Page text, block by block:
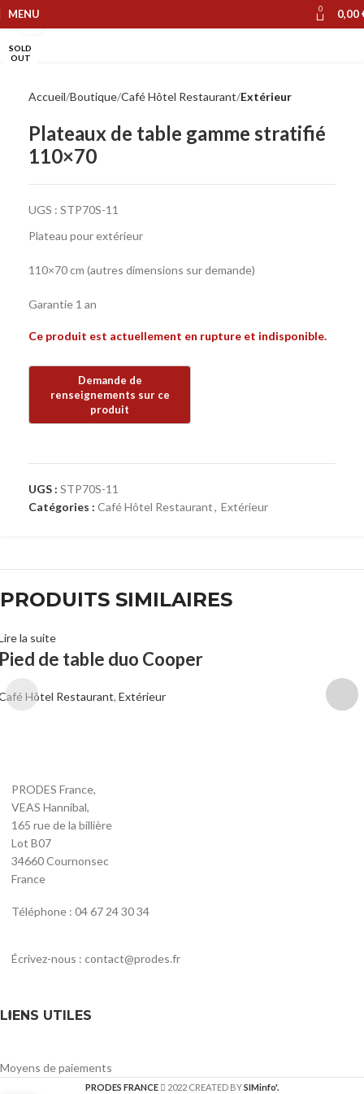
MENU 0 0,00
SOLD
OUT
Accueil Boutique Café Hôtel Restaurant Extérieur
Plateaux de table gamme stratifié
110×70
UGS : STP70S-11
Plateau pour extérieur
110×70 cm (autres dimensions sur demande)
Garantie 1 an
Ce produit est actuellement en rupture et indisponible.
UGS : STP70S-11
Catégories : Café Hôtel Restaurant, Extérieur
PRODUITS SIMILAIRES
la suite
de table duo Cooper
Hôtel Restaurant,Extérieur
PRODES France,
VEAS Hannibal,
165 rue de la billière
Lot B07
34660 Cournonsec
France
Téléphone : 04 67 24 30 34
Écrivez-nous : contact@prodes.fr
LIENS UTILES
Moyens de paiements
PRODES FRANCE 2022 CREATED BYSIMinfo'.